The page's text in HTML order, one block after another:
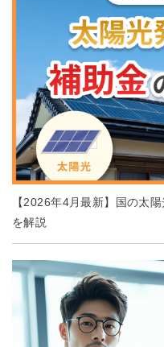
【2026年4月最新】国の太
を解説